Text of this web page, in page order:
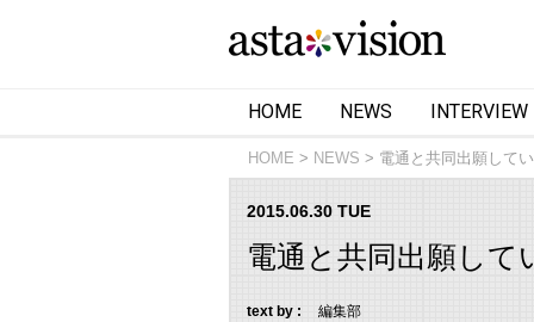
HOME NEWS INTERVIEW
HOME NEWS 電通と共同出願して
2015.06.30 TUE
電通と共同出願して
text by :
編集部